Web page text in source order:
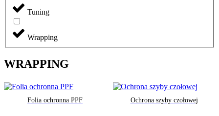
Tuning
Wrapping
WRAPPING
Folia ochronna PPF Ochrona szyby czołowej